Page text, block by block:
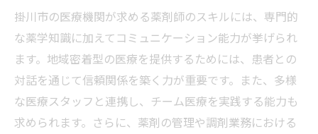
子育て世代に優しい職場の取り組み
二拠点生活を考慮した働き方
ワークライフバランスを実現するための制
度
静岡県掛川市での薬剤師求人の多様な選択肢
掛川市の医療機関が求める薬剤師のスキルには、専門的
な薬学知識に加えてコミュニケーション能力が挙げられ
ます。地域密着型の医療を提供するためには、患者との
対話を通じて信頼関係を築く力が重要です。また、多様
な医療スタッフと連携し、チーム医療を実践する能力も
求められます。さらに、薬剤の管理や調剤業務における